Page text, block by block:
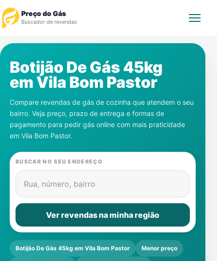
Preço do Gás
Buscador de revendas
Revendedor
Notícias
Cadastre-se
Gás
Contatos
Botijão De Gás 45kg
em Vila Bom Pastor
Compare revendas de gás de cozinha que atendem o seu
bairro. Veja preço, prazo de entrega e formas de
pagamento para pedir gás online com mais praticidade
em Vila Bom Pastor.
BUSCAR NO SEU ENDEREÇO
Rua, número, bairro
Ver revendas na minha região
Botijão De Gás 45kg em Vila Bom Pastor Menor preço